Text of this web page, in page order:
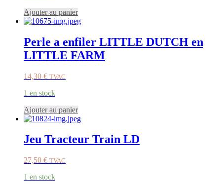
Ajouter au panier
Perle a enfiler LITTLE DUTCH en
LITTLE FARM
14,30 € TVAC
1 en stock
Ajouter au panier
Jeu Tracteur Train LD
27,50 € TVAC
1 en stock